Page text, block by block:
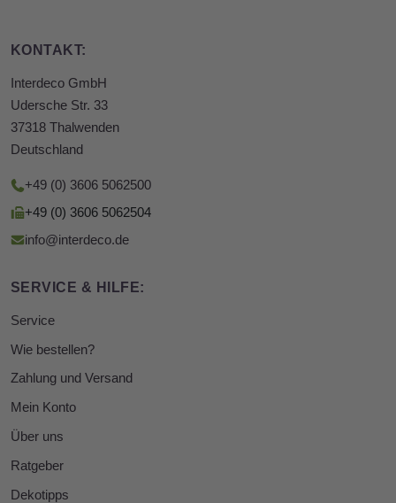
KONTAKT:
Interdeco GmbH
Udersche Str. 33
37318 Thalwenden
Deutschland
+49 (0) 3606 5062500
+49 (0) 3606 5062504
info@interdeco.de
SERVICE & HILFE:
Service
Wie bestellen?
Zahlung und Versand
Mein Konto
Über uns
Ratgeber
Dekotipps